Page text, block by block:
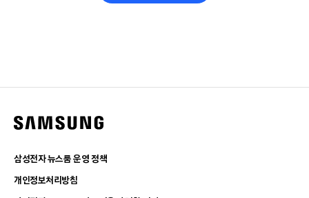
삼성전자 뉴스룸 운영 정책
개인정보처리방침